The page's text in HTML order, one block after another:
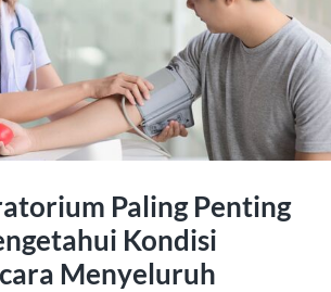
Paling Penting
Kondisi
Menyeluruh